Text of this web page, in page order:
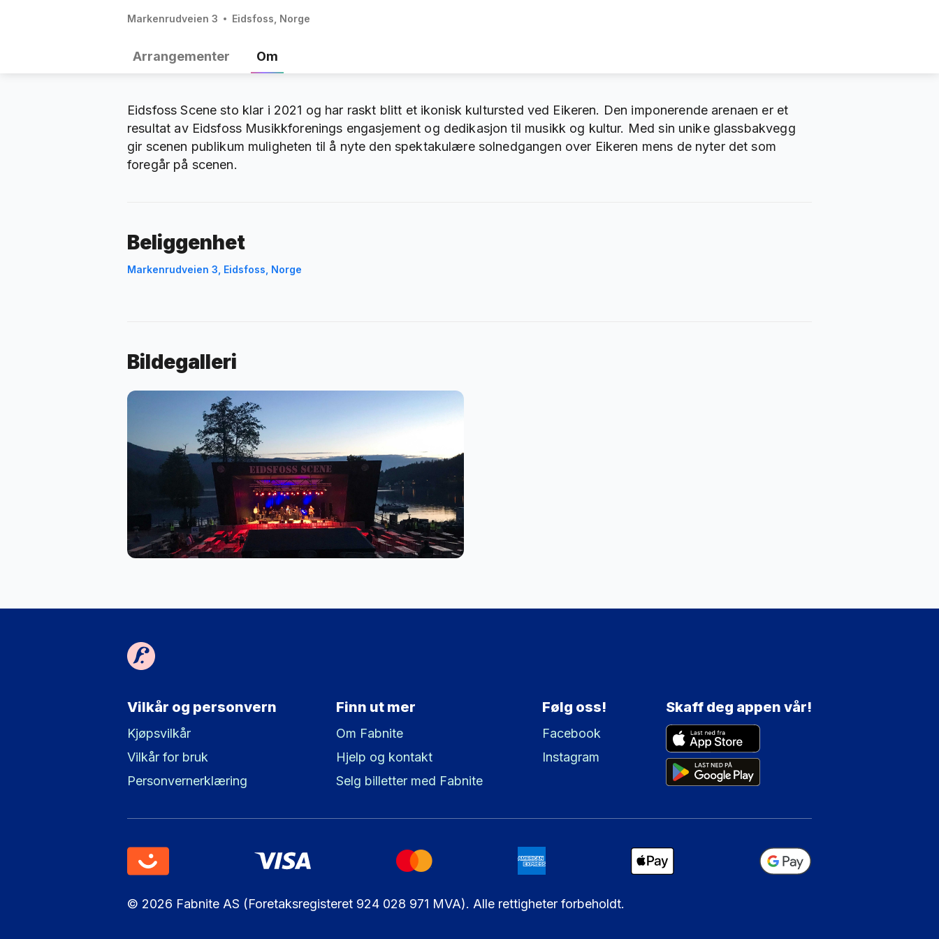
Markenrudveien 3 Eidsfoss, Norge
Arrangementer Om
Eidsfoss Scene sto klar i 2021 og har raskt blitt et ikonisk kultursted ved Eikeren. Den imponerende arenaen er et
resultat av Eidsfoss Musikkforenings engasjement og dedikasjon til musikk og kultur. Med sin unike glassbakvegg
gir scenen publikum muligheten til å nyte den spektakulære solnedgangen over Eikeren mens de nyter det som
foregår på scenen.
Beliggenhet
Markenrudveien 3, Eidsfoss, Norge
Bildegalleri
Vilkår og personvern
Kjøpsvilkår
Vilkår for bruk
Personvernerklæring
Finn ut mer
Om Fabnite
Hjelp og kontakt
Selg billetter med Fabnite
Følg oss!
Facebook
Instagram
Skaff deg appen vår!
© 2026 Fabnite AS (Foretaksregisteret 924 028 971 MVA). Alle rettigheter forbeholdt.